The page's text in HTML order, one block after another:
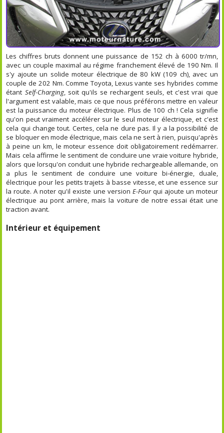
Les chiffres bruts donnent une puissance de 152 ch à 6000 tr/mn,
avec un couple maximal au régime franchement élevé de 190 Nm. Il
s'y ajoute un solide moteur électrique de 80 kW (109 ch), avec un
couple de 202 Nm. Comme Toyota, Lexus vante ses hybrides comme
étant Self-Charging, soit qu'ils se rechargent seuls, et c'est vrai que
l'argument est valable, mais ce que nous préférons mettre en valeur
est la puissance du moteur électrique. Plus de 100 ch ! Cela signifie
qu'on peut vraiment accélérer sur le seul moteur électrique, et c'est
cela qui change tout. Certes, cela ne dure pas. Il y a la possibilité de
se bloquer en mode électrique, mais cela ne sert à rien, puisqu'après
à peine un km, le moteur essence doit obligatoirement redémarrer.
Mais cela affirme le sentiment de conduire une vraie voiture hybride,
alors que lorsqu'on conduit une hybride rechargeable allemande, on
a plus le sentiment de conduire une voiture bi-énergie, duale,
électrique pour les petits trajets à basse vitesse, et une essence sur
la route. A noter qu'il existe une version E-Fourqui ajoute un moteur
électrique au pont arrière, mais la voiture de notre essai était une
traction avant.
Intérieur et équipement